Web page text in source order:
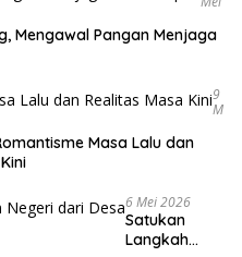
Mengawal Pangan Menjaga
9
M
Masa Lalu dan
6 Mei 2026
Satukan
Langkah